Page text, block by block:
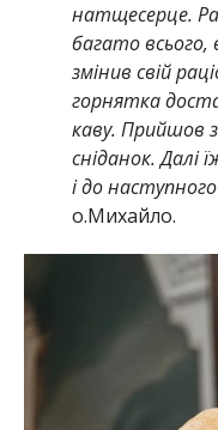
натщесерце.
багато всього,
змінив свій
горнятка
каву. Прийшов
сніданок. Далі
і до
о.Михайло.